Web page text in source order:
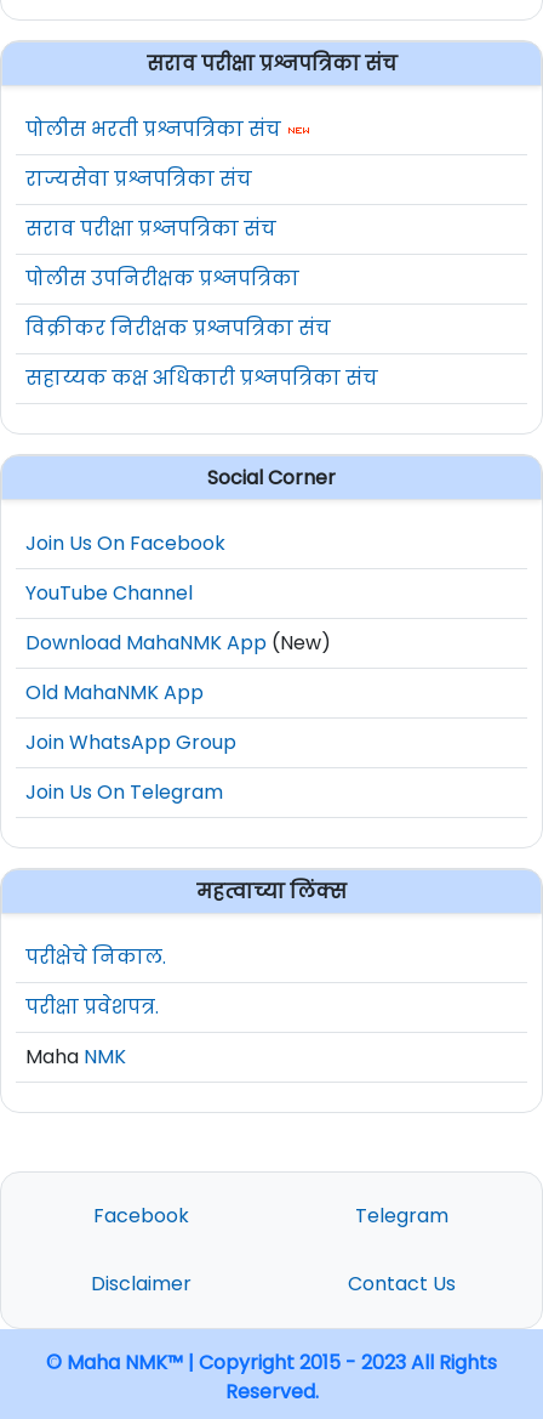
सराव परीक्षा प्रश्नपत्रिका संच
पोलीस भरती प्रश्नपत्रिका संच
राज्यसेवा प्रश्नपत्रिका संच
सराव परीक्षा प्रश्नपत्रिका संच
पोलीस उपनिरीक्षक प्रश्नपत्रिका
विक्रीकर निरीक्षक प्रश्नपत्रिका संच
सहाय्यक कक्ष अधिकारी प्रश्नपत्रिका संच
Social Corner
Join Us On Facebook
YouTube Channel
Download MahaNMK App (New)
Old MahaNMK App
Join WhatsApp Group
Join Us On Telegram
महत्वाच्या लिंक्स
परीक्षेचे निकाल.
परीक्षा प्रवेशपत्र.
Maha NMK
Facebook Telegram
Disclaimer Contact Us
© Maha NMK™ | Copyright 2015 - 2023 All Rights
Reserved.